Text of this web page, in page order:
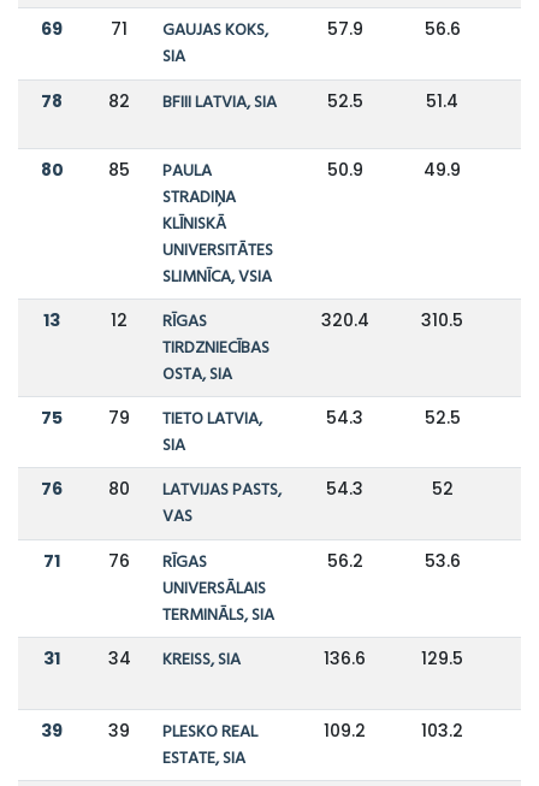
69 71
GAUJAS KOKS,
SIA
57.9 56.6
78 82 BFIII LATVIA, SIA 52.5 51.4
80 85
PAULA
STRADIŅA
KLĪNISKĀ
UNIVERSITĀTES
SLIMNĪCA, VSIA
50.9 49.9
13 12
RĪGAS
TIRDZNIECĪBAS
OSTA, SIA
320.4 310.5
75 79
TIETO LATVIA,
SIA
54.3 52.5
76 80
LATVIJAS PASTS,
VAS
54.3 52
71 76
RĪGAS
UNIVERSĀLAIS
TERMINĀLS, SIA
56.2 53.6
31 34 KREISS, SIA 136.6 129.5
39 39
PLESKO REAL
ESTATE, SIA
109.2 103.2